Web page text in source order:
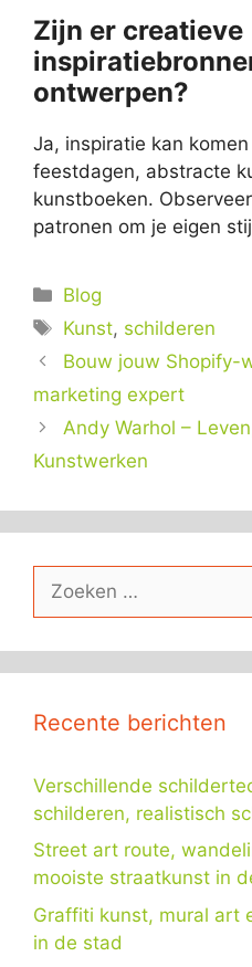
Zijn er creatieve
ontwerpen?
Ja, inspiratie kan
feestdagen, abstracte
kunstboeken.
patronen om je eigen
Categorieën
Blog
Tags
Kunst, schilderen
Bouw jouw Shopify-
marketing expert
Andy Warhol –
Kunstwerken
naar:
Recente berichten
Verschillende
schilderen, realistisch
Street art route,
mooiste straatkunst in
Graffiti kunst, mural art
in de stad